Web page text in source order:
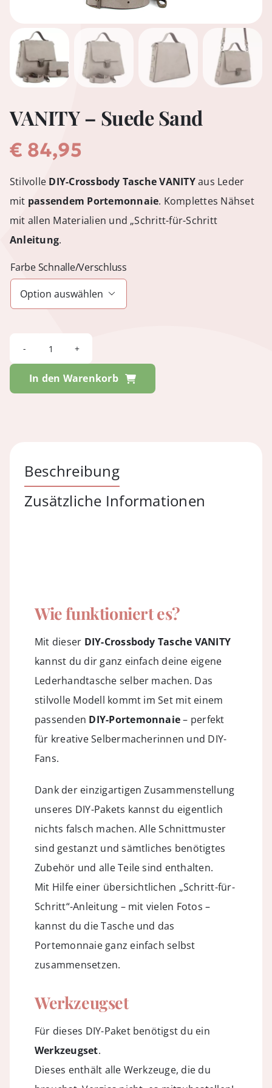
VANITY – Suede Sand
€ 84,95
Stilvolle DIY-Crossbody Tasche VANITYaus Leder
mit passendem Portemonnaie. Komplettes Nähset
mit allen Materialien und „Schritt-für-Schritt
Anleitung.
Farbe Schnalle/Verschluss

-
Suede
In den Warenkorb
Beschreibung
Zusätzliche Informationen
Wie funktioniert es?
Mit dieser DIY-Crossbody Tasche VANITY
kannst du dir ganz einfach deine eigene
Lederhandtasche selber machen. Das
stilvolle Modell kommt im Set mit einem
passenden DIY-Portemonnaie– perfekt
für kreative Selbermacherinnen und DIY-
Fans.
Dank der einzigartigen Zusammenstellung
unseres DIY-Pakets kannst du eigentlich
nichts falsch machen. Alle Schnittmuster
sind gestanzt und sämtliches benötigtes
Zubehör und alle Teile sind enthalten.
Mit Hilfe einer übersichtlichen „Schritt-für-
Schritt“-Anleitung – mit vielen Fotos –
kannst du die Tasche und das
Portemonnaie ganz einfach selbst
zusammensetzen.
Werkzeugset
Für dieses DIY-Paket benötigst du ein
Werkzeugset.
Dieses enthält alle Werkzeuge, die du